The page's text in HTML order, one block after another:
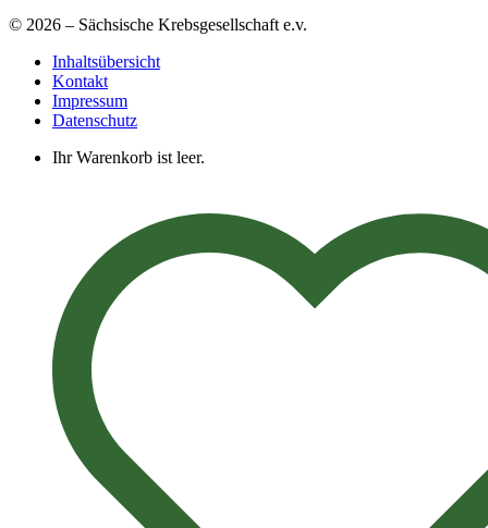
© 2026 – Sächsische Krebsgesellschaft e.v.
Inhaltsübersicht
Kontakt
Impressum
Datenschutz
Ihr Warenkorb ist leer.